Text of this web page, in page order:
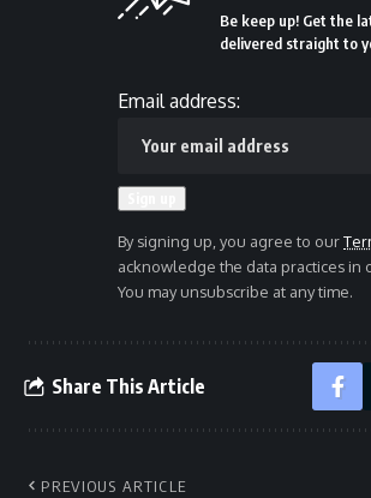
Be keep up! Get the
delivered straight to
Email address:
By signing up, you agree to our
acknowledge the data practices in
You may unsubscribe at any time.
Share This Article
PREVIOUS ARTICLE